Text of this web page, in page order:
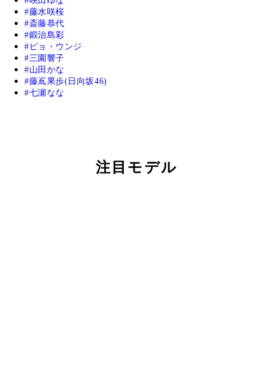
藤水咲桜
斎藤恭代
鍛治島彩
ピョ・ウンジ
三園響子
山田かな
藤嶌果歩(日向坂46)
七瀬なな
注目モデル